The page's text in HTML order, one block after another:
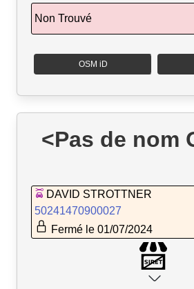
Non Trouvé
OSM iD
<Pas de nom
DAVID STROTTNER
50241470900027
Fermé le 01/07/2024